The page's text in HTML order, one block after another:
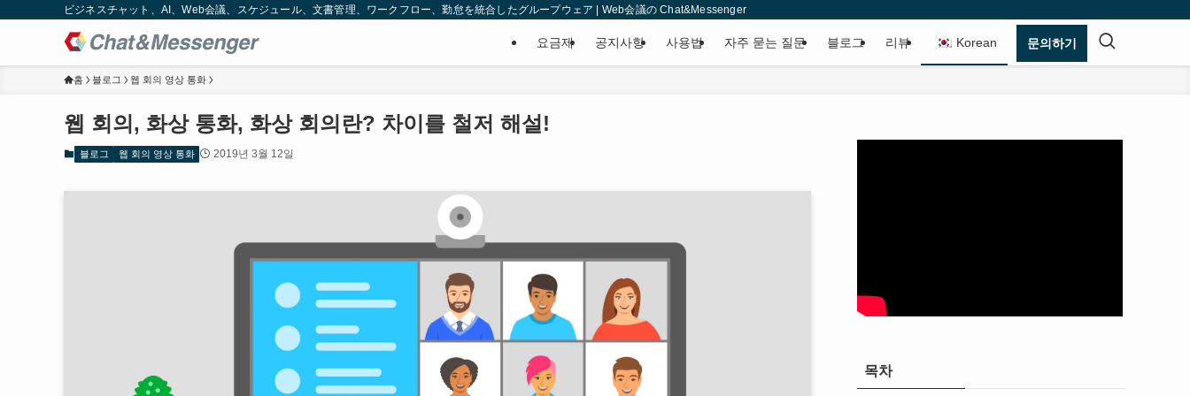
ビジネスチャット、AI、Web会議、スケジュール、文書管理、ワークフロー、勤怠を統合したグループウェア | Web会議の Chat&Messenger
요금제 공지사항 사용법 자주 묻는 질문 블로그 리뷰 Korean 문의하기
홈 블로그 웹 회의 영상 통화
웹 회의, 화상 통화, 화상 회의란? 차이를 철저 해설!
블로그 웹 회의 영상 통화 2019년 3월 12일
목차